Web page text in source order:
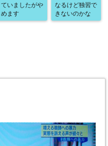
ていましたがや
めます
なるけど独習で
きないのかな